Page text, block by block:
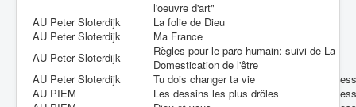
l'oeuvre d'art"
AU Peter Sloterdijk
La folie de Dieu
AU Peter Sloterdijk
Ma France
AU Peter Sloterdijk
Règles pour le parc humain: suivi de La
Domestication de l'être
AU Peter Sloterdijk
Tu dois changer ta vie
ess
AU PIEM
Les dessins les plus drôles
ess